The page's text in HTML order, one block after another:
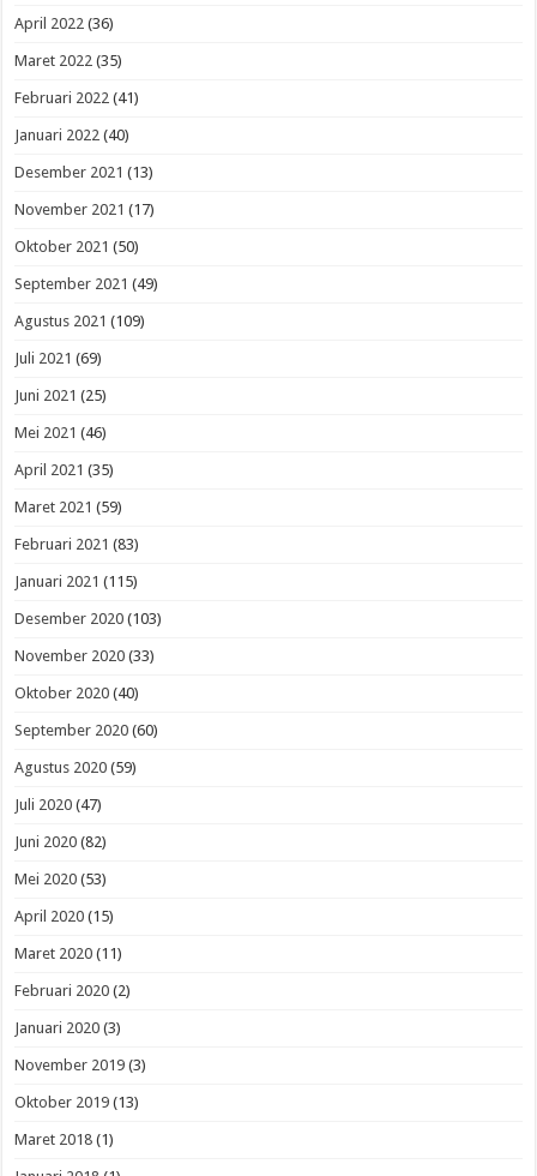
April 2022 (36)
Maret 2022 (35)
Februari 2022 (41)
Januari 2022 (40)
Desember 2021 (13)
November 2021 (17)
Oktober 2021 (50)
September 2021 (49)
Agustus 2021 (109)
Juli 2021 (69)
Juni 2021 (25)
Mei 2021 (46)
April 2021 (35)
Maret 2021 (59)
Februari 2021 (83)
Januari 2021 (115)
Desember 2020 (103)
November 2020 (33)
Oktober 2020 (40)
September 2020 (60)
Agustus 2020 (59)
Juli 2020 (47)
Juni 2020 (82)
Mei 2020 (53)
April 2020 (15)
Maret 2020 (11)
Februari 2020 (2)
Januari 2020 (3)
November 2019 (3)
Oktober 2019 (13)
Maret 2018 (1)